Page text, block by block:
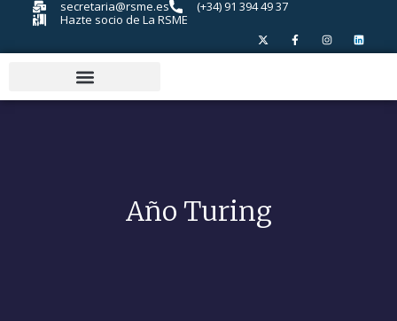
secretaria@rsme.es
(+34) 91 394 49 37
Hazte socio de La RSME
Año Turing